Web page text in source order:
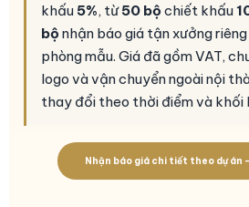
khấu 5%, từ50 bộ chiết khấu
bộ nhận báo giá tận xưởng
phòng mẫu. Giá đã gồm VAT,
logo và vận chuyển ngoài nội
thay đổi theo thời điểm và khối
Nhận báo giá chi tiết theo dự án